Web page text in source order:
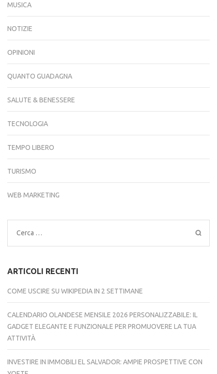
MUSICA
NOTIZIE
OPINIONI
QUANTO GUADAGNA
SALUTE & BENESSERE
TECNOLOGIA
TEMPO LIBERO
TURISMO
WEB MARKETING
Ricerca
per:
ARTICOLI RECENTI
COME USCIRE SU WIKIPEDIA IN 2 SETTIMANE
CALENDARIO OLANDESE MENSILE 2026 PERSONALIZZABILE: IL
GADGET ELEGANTE E FUNZIONALE PER PROMUOVERE LA TUA
ATTIVITÀ
INVESTIRE IN IMMOBILI EL SALVADOR: AMPIE PROSPETTIVE CON